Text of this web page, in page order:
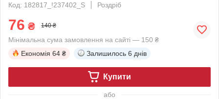
Код: 182817_!237402_S
Роздріб
76 ₴ 140 ₴
Мінімальна сума замовлення на сайті — 150 ₴
Економія 64 ₴ Залишилось 6 днів
Купити
або